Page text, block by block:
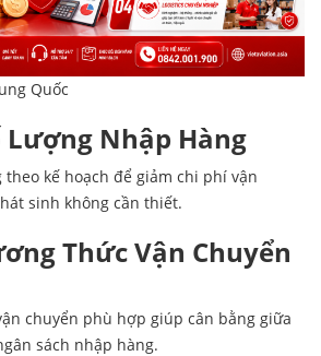
Quốc
Lượng Nhập Hàng
kế hoạch để giảm chi phí vận
sinh không cần thiết.
Thức Vận Chuyển
chuyển phù hợp giúp cân bằng giữa
sách nhập hàng.